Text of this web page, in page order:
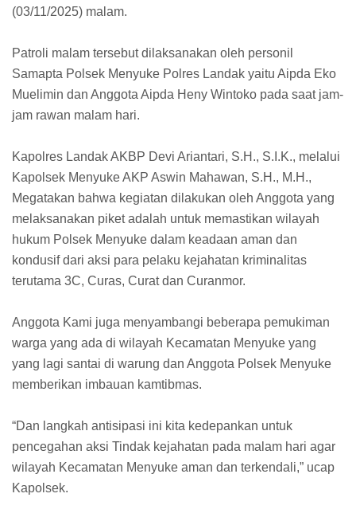
(03/11/2025) malam.
Patroli malam tersebut dilaksanakan oleh personil
Samapta Polsek Menyuke Polres Landak yaitu Aipda Eko
Muelimin dan Anggota Aipda Heny Wintoko pada saat jam-
jam rawan malam hari.
Kapolres Landak AKBP Devi Ariantari, S.H., S.I.K., melalui
Kapolsek Menyuke AKP Aswin Mahawan, S.H., M.H.,
Megatakan bahwa kegiatan dilakukan oleh Anggota yang
melaksanakan piket adalah untuk memastikan wilayah
hukum Polsek Menyuke dalam keadaan aman dan
kondusif dari aksi para pelaku kejahatan kriminalitas
terutama 3C, Curas, Curat dan Curanmor.
Anggota Kami juga menyambangi beberapa pemukiman
warga yang ada di wilayah Kecamatan Menyuke yang
yang lagi santai di warung dan Anggota Polsek Menyuke
memberikan imbauan kamtibmas.
“Dan langkah antisipasi ini kita kedepankan untuk
pencegahan aksi Tindak kejahatan pada malam hari agar
wilayah Kecamatan Menyuke aman dan terkendali,” ucap
Kapolsek.